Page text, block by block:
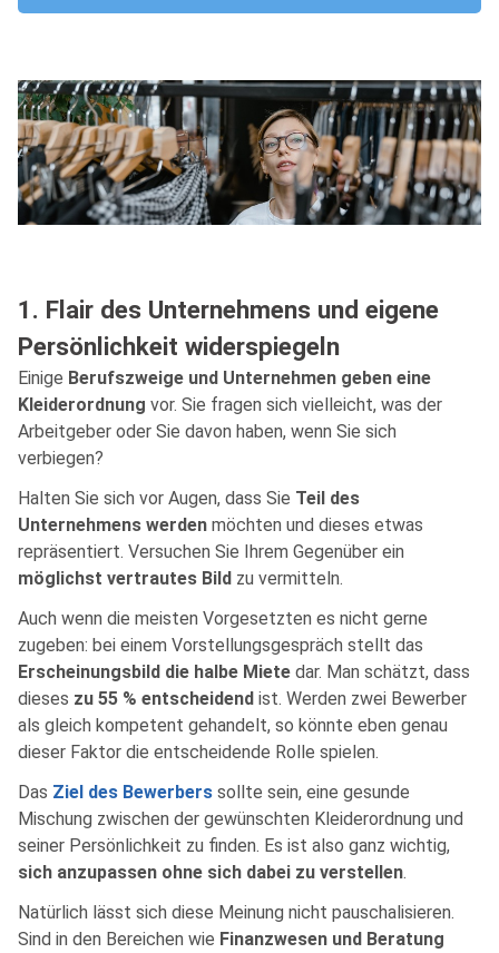
1. Flair des Unternehmens und eigene
Persönlichkeit widerspiegeln
Einige Berufszweige und Unternehmen geben eine
Kleiderordnung vor. Sie fragen sich vielleicht, was der
Arbeitgeber oder Sie davon haben, wenn Sie sich
verbiegen?
Halten Sie sich vor Augen, dass Sie Teil des
Unternehmens werden möchten und dieses etwas
repräsentiert. Versuchen Sie Ihrem Gegenüber ein
möglichst vertrautes Bild zu vermitteln.
Auch wenn die meisten Vorgesetzten es nicht gerne
zugeben: bei einem Vorstellungsgespräch stellt das
Erscheinungsbild die halbe Miete dar. Man schätzt, dass
dieses zu 55 % entscheidend ist. Werden zwei Bewerber
als gleich kompetent gehandelt, so könnte eben genau
dieser Faktor die entscheidende Rolle spielen.
Das Ziel des Bewerbers sollte sein, eine gesunde
Mischung zwischen der gewünschten Kleiderordnung und
seiner Persönlichkeit zu finden. Es ist also ganz wichtig,
sich anzupassen ohne sich dabei zu verstellen.
Natürlich lässt sich diese Meinung nicht pauschalisieren.
Sind in den Bereichen wie Finanzwesen und Beratung